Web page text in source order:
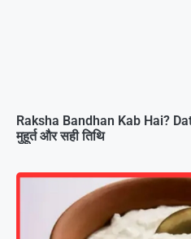
Raksha Bandhan Kab Hai?
मुहूर्त और सही तिथि